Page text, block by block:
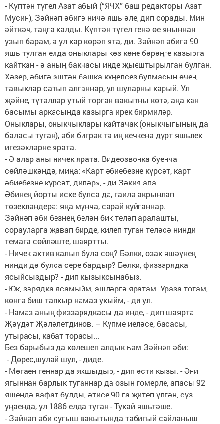
- Күптән түгел Азат абый (“ЯЧХ” баш редакторы Азат
Мусин), Зәйнәп әбигә ничә яшь әле, дип сорады. Мин
әйткәч, таңга калды. Күптән түгел генә өе яныннан
узып барам, ә ул кар көрәп ята, ди. Зәйнәп әбигә 90
яшь тулган елда оныклары көз көне бәрәңге казырга
кайткан - ә аның бакчасы инде җыештырылган булган.
Хәзер, әбигә эштән башка күңелсез булмасын өчен,
тавыклар сатып алганнар, ул шуларны карый. Ул
җәйне, түтәлләр утый торган вакытны көтә, аңа кан
басымы аркасында казырга ирек бирмиләр.
Оныклары, оныкчыклары кайтачак (оныкчыгының да
баласы туган), әби бигрәк тә иң кечкенә дүрт яшьлек
игезәкләрне ярата.
- Ә алар аны ничек ярата. Видеозвонка буенча
сөйләшкәндә, миңа: «Карт әбиебезне күрсәт, карт
әбиебезне күрсәт, диләр», - ди Зәкия апа.
Әбинең йорты иске булса да, гаилә акрынлап
төзекләндерә: яңа мунча, сарай куйганнар.
Зәйнәп әби безнең белән бик теләп аралашты,
сорауларга җавап бирде, килеп туган теләсә нинди
темага сөйләште, шаяртты.
- Ничек актив калып була соң? Бәлки, озак яшәүнең
нинди дә булса сере бардыр? Бәлки, физзарядка
ясыйсыздыр? - дип кызыксынабыз.
- Юк, зарядка ясамыйм, эшләргә яратам. Ураза тотам,
көнгә биш тапкыр намаз укыйм, - ди ул.
- Намаз аның физзарядкасы да инде, - дип шаярта
Җәүдәт Җәләлетдинов. – Күпме иеләсе, басасы,
утырасы, кабат торасы...
Без барыбыз да көлешеп алдык һәм Зәйнәп әби:
- Дөрес,шулай шул, - диде.
- Мөгаен геннар да яхшыдыр, - дип өсти кызы. - Әни
ягыннан барлык туганнар да озын гомерле, апасы 92
яшендә вафат булды, әтисе 90 га җитеп үлгән, сүз
уңаенда, ул 1886 елда туган - Тукай яшьтәше.
- Зәйнәп әби сугыш вакытында табигый сайланыш